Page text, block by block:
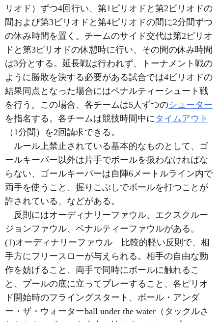
リオド）ずつ4回行い、第1ピリオドと第2ピリオドの
間および第3ピリオドと第4ピリオドの間に2分間ずつ
の休み時間を置く。チームのサイド交代は第2ピリオ
ドと第3ピリオドの休憩時に行い、その間の休み時間
は3分とする。延長戦は行われず、トーナメント戦の
ように勝敗を決する必要がある試合では4ピリオドの
結果同点となった場合にはペナルティーシュート戦
を行う。この場合、各チームは5人ずつのシューター
を指名する。各チームは競技時間中にタイムアウト
（1分間）を2回請求できる。
ルール上禁止されている基本的なものとして、ゴ
ールキーパー以外は片手でボールを扱わなければな
らない、ゴールキーパーは自陣6メートルライン内で
両手を使うこと、握りこぶしでボールを打つことが
許されている、などがある。
反則にはオーディナリーファウル、エクスクルー
ジョンファウル、ペナルティーファウルがある。
(1)オーディナリーファウル 比較的軽い反則で、相
手方にフリースローが与えられる。相手の自由な動
作を妨げること、両手で同時にボールに触れるこ
と、プールの底に立ってプレーすること、各ピリオ
ド開始時のフライングスタート、ボール・アンダ
ー・ザ・ウォーターball under the water（タックルさ